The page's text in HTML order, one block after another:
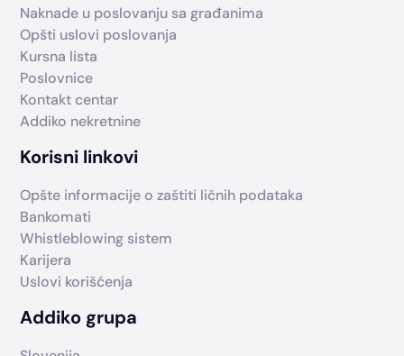
Naknade u poslovanju sa građanima
Opšti uslovi poslovanja
Kursna lista
Poslovnice
Kontakt centar
Addiko nekretnine
Korisni linkovi
Opšte informacije o zaštiti ličnih podataka
Bankomati
Whistleblowing sistem
Karijera
Uslovi korišćenja
Addiko grupa